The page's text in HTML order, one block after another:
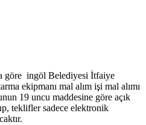
göre ingöl Belediyesi İtfaiye
ekipmanı mal alım işi mal alımı
19 uncu maddesine göre açık
teklifler sadece elektronik